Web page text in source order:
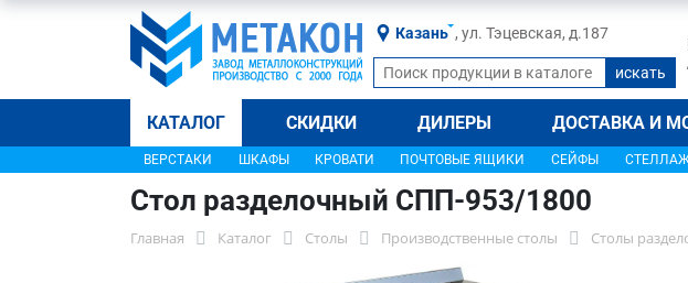
Казань , ул. Тэцевская, д.187
КАТАЛОГ СКИДКИ ДИЛЕРЫ ДОСТАВКА И
ВЕРСТАКИ ШКАФЫ КРОВАТИ ПОЧТОВЫЕ ЯЩИКИ СЕЙФЫ
Стол разделочный СПП-953/1800
Главная Каталог Столы Производственные столы Столы